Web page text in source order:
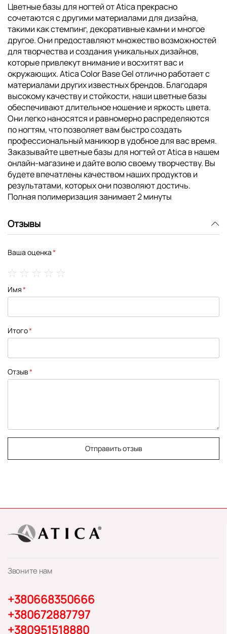
Цветные базы для ногтей от Atica прекрасно
сочетаются с другими материалами для дизайна,
такими как стемпинг, декоративные камни и многое
другое. Они предоставляют множество возможностей
для творчества и создания уникальных дизайнов,
которые привлекут внимание и восхитят вас и
окружающих. Atica Color Base Gel отлично работает с
материалами других известных брендов. Благодаря
высокому качеству и стойкости, наши цветные базы
обеспечивают длительное ношение и яркость цвета.
Они легко наносятся и равномерно распределяются
по ногтям, что позволяет вам быстро создать
профессиональный маникюр в удобное для вас время.
Заказывайте цветные базы для ногтей от Atica в нашем
онлайн-магазине и дайте волю своему творчеству. Вы
будете впечатлены качеством наших продуктов и
результатами, которых они позволяют достичь.
Полная полимеризация занимает 2 минуты
Отзывы
Ваша оценка
star
stars
stars
stars
stars
Имя
Итого
Отзыв
Отправить отзыв
Звоните нам
+380668350666
+380672887797
+380951518880